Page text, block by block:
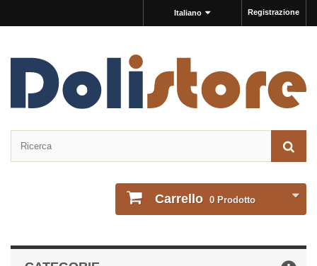
Registrazione
Italiano
Carrello 0 Prodotto